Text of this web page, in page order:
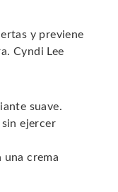
y previene
Cyndi Lee
suave.
sin ejercer
crema